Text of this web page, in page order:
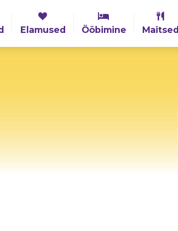
Elamused Ööbimine Maitsed